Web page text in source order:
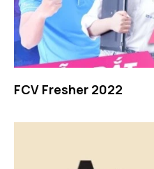
FCV Fresher 2022